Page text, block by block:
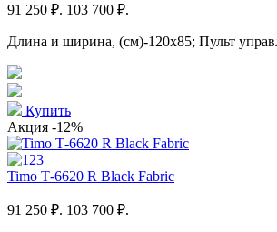
91 250 ₽. 103 700 ₽.
Длина и ширина, (см)-120x85; Пульт
Купить
Акция -12%
Timo Т-6620 R Black Fabric
91 250 ₽. 103 700 ₽.